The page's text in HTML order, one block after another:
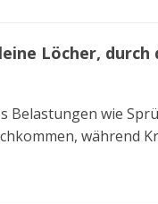
Löcher, durch
Belastungen wie
während